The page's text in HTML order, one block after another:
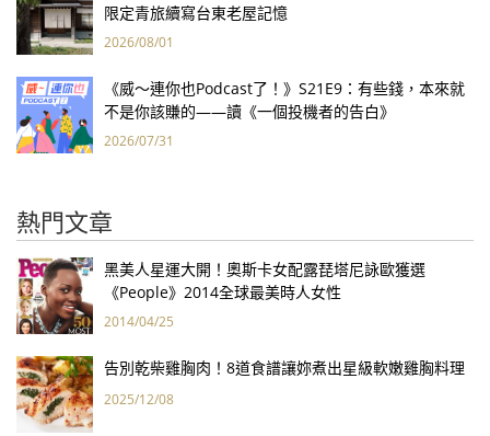
限定青旅續寫台東老屋記憶
2026/08/01
《威～連你也Podcast了！》S21E9：有些錢，本來就
不是你該賺的——讀《一個投機者的告白》
2026/07/31
熱門文章
黑美人星運大開！奧斯卡女配露琵塔尼詠歐獲選
《People》2014全球最美時人女性
2014/04/25
告別乾柴雞胸肉！8道食譜讓妳煮出星級軟嫩雞胸料理
2025/12/08